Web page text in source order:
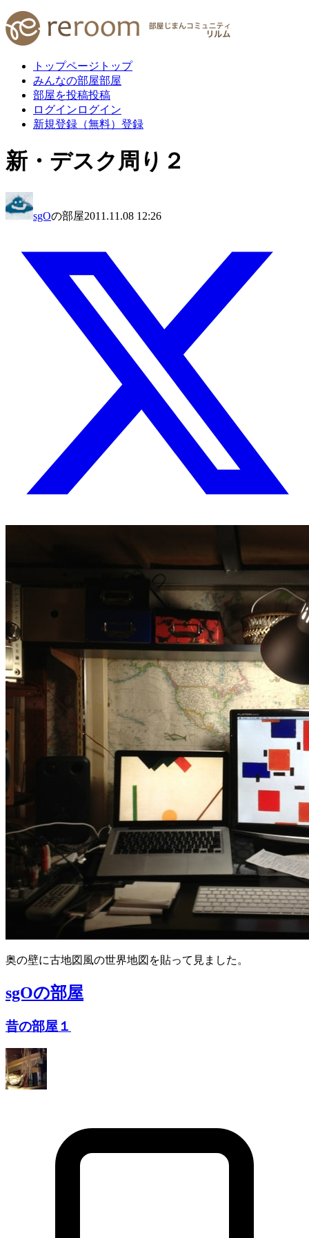
トップページ トップ
みんなの部屋部屋
部屋を投稿投稿
ログイン ログイン
新規登録（無料） 登録
新・デスク周り２
sgOの部屋2011.11.08 12:26
奥の壁に古地図風の世界地図を貼って見ました。
sgOの部屋
昔の部屋１